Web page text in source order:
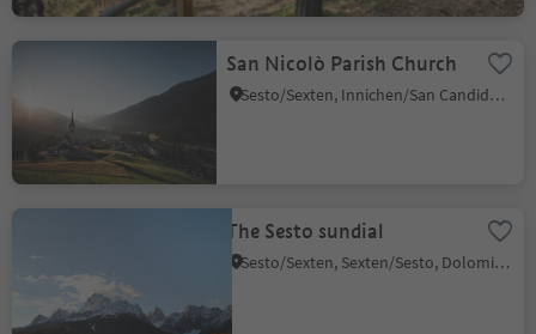
San Nicolò Parish Church
Sesto/Sexten, Innichen/San Candido, Dolomites Region 3 Zinnen
The Sesto sundial
Sesto/Sexten, Sexten/Sesto, Dolomites Region 3 Zinnen